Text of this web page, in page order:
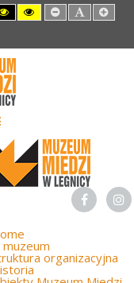
High
Contrast
mode
High
Contrast
mode
Set
Smaller
Set
Default
Set
Larger
muzeum
organizacyjna